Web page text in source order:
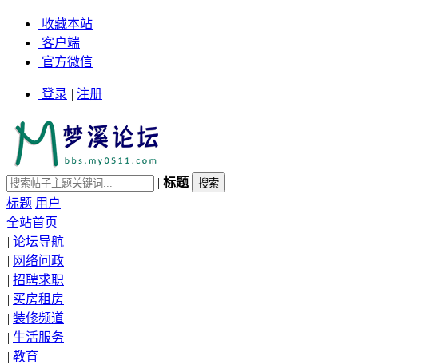
收藏本站
客户端
官方微信
登录 | 注册
| 标题
标题 用户
全站首页
| 论坛导航
| 网络问政
| 招聘求职
| 买房租房
| 装修频道
| 生活服务
| 教育